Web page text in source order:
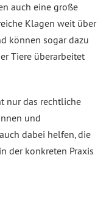
auch eine große
Klagen weit über
können sogar dazu
Tiere überarbeitet
nur das rechtliche
und
dabei helfen, die
der konkreten Praxis